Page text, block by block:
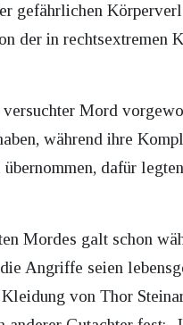
gefährlichen
der in rechtsextremen
versuchter Mord
während ihre
dafür
Mordes galt schon
Angriffe seien
von Thor